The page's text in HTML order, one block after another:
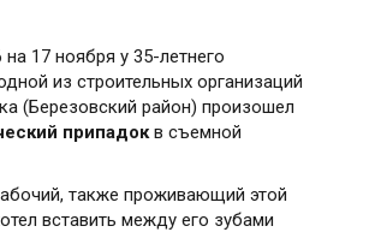
17 ноября у 35-летнего
из строительных организаций
(Березовский район) произошел
припадокв съемной
также проживающий этой
вставить между его зубами